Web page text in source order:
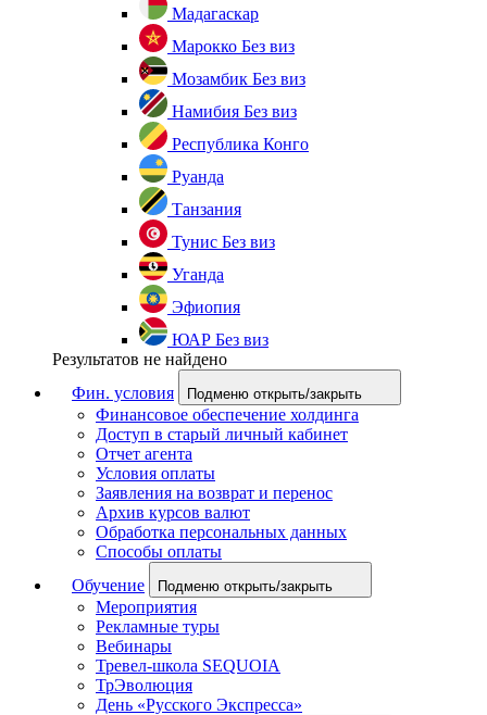
Мадагаскар
Марокко Без виз
Мозамбик Без виз
Намибия Без виз
Республика Конго
Руанда
Танзания
Тунис Без виз
Уганда
Эфиопия
ЮАР Без виз
Результатов не найдено
Фин. условия
Подменю открыть/закрыть
Финансовое обеспечение холдинга
Доступ в старый личный кабинет
Отчет агента
Условия оплаты
Заявления на возврат и перенос
Архив курсов валют
Обработка персональных данных
Способы оплаты
Обучение
Подменю открыть/закрыть
Мероприятия
Рекламные туры
Вебинары
Тревел-школа SEQUOIA
ТрЭволюция
День «Русского Экспресса»